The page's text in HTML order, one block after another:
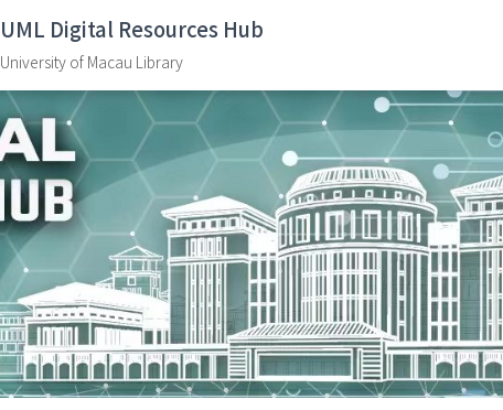
UML Digital Resources Hub
University of Macau Library